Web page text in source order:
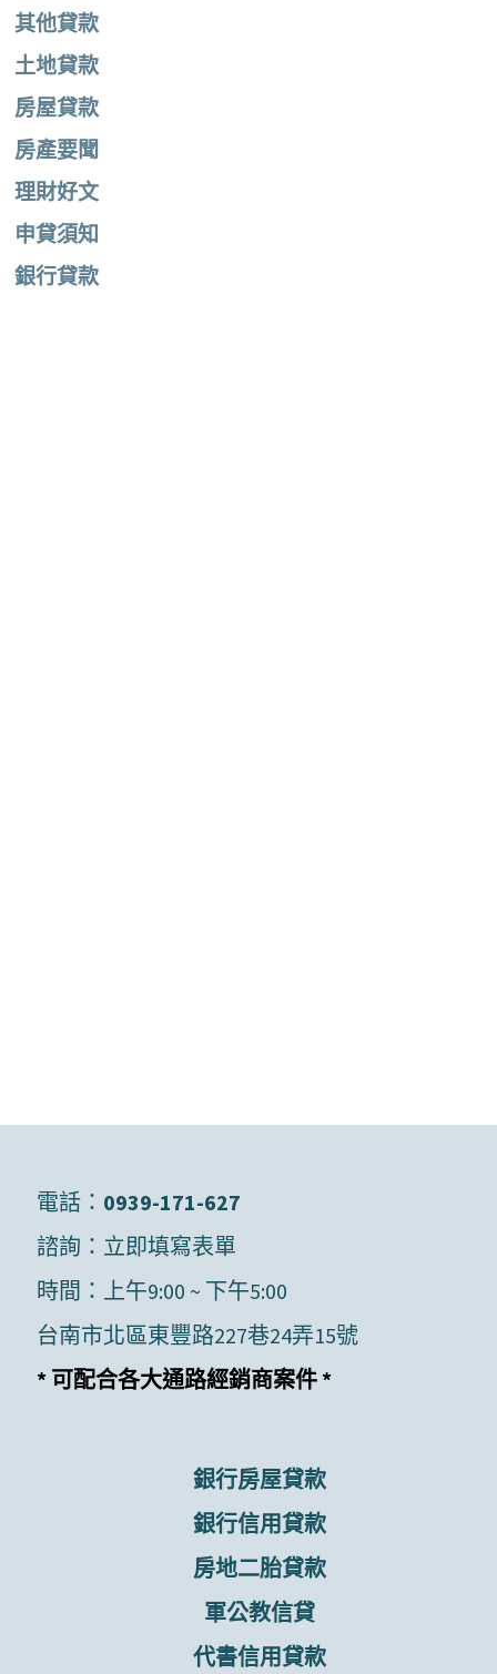
其他貸款
土地貸款
房屋貸款
房產要聞
理財好文
申貸須知
銀行貸款
電話： 0939-171-627
諮詢： 立即填寫表單
時間：上午9:00 ~ 下午5:00
台南市北區東豐路227巷24弄15號
* 可配合各大通路經銷商案件 *
銀行房屋貸款
銀行信用貸款
房地二胎貸款
軍公教信貸
代書信用貸款